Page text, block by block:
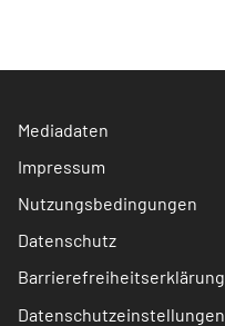
Mediadaten
Impressum
Nutzungsbedingungen
Datenschutz
Barrierefreiheitserklärung
Datenschutzeinstellungen